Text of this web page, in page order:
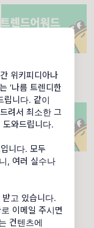
위키피디아나
‘나름 트렌디한
립니다. 같이
려서 최소한 그
와드립니다.
니다. 모두
, 여러 실수나
고 있습니다.
이메일 주시면
컨텐츠에